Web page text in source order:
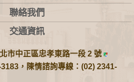
聯絡我們
交通資訊
市中正區忠孝東路一段 2 號
，陳情諮詢專線：(02) 2341-